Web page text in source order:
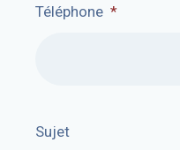
Téléphone *
Sujet